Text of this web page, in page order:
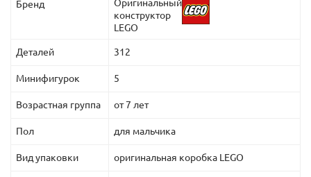
Бренд
Оригинальный
конструктор
LEGO
Деталей 312
Минифигурок 5
Возрастная группа от 7 лет
Пол для мальчика
Вид упаковки оригинальная коробка LEGO